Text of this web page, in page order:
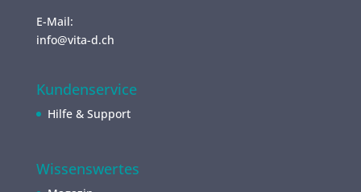
E-Mail:
info@vita-d.ch
Kundenservice
Hilfe & Support
Wissenswertes